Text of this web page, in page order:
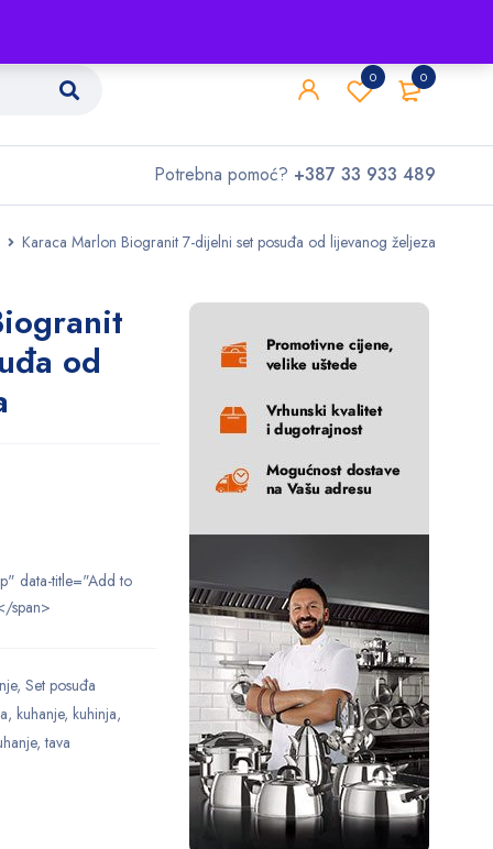
0
0
Potrebna pomoć? +387 33 933 489
Karaca Marlon Biogranit 7-dijelni set posuđa od lijevanog željeza
od
data-title="Add to
span>
, Set posuđa
, kuhanje, kuhinja,
,tava